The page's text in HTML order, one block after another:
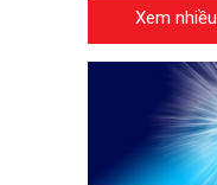
Xem nhiều